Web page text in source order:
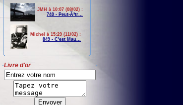
JMH à 10:07 (08/02) :
740 - Peut-Ãªtr...
Michel à 15:29 (11/02) :
849 - C'est Mau...
Livre d'or